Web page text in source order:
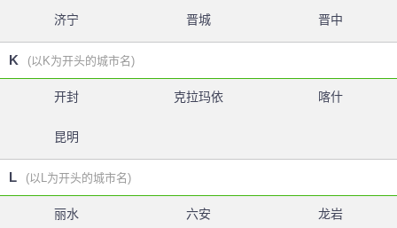
济宁 晋城 晋中
K (以K为开头的城市名)
开封 克拉玛依 喀什
昆明
L (以L为开头的城市名)
丽水 六安 龙岩